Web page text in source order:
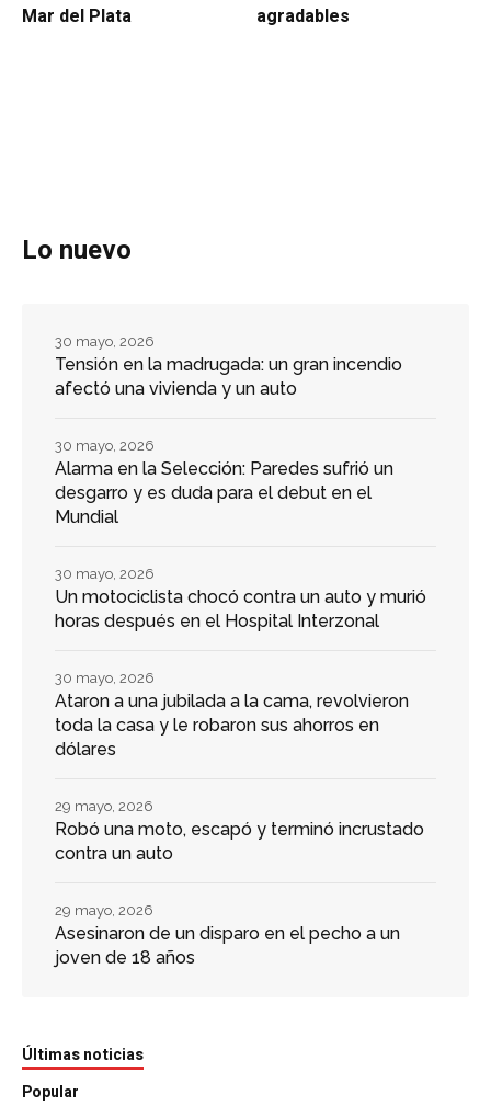
Mar del Plata
agradables
Lo nuevo
Tensión en la madrugada: un gran incendio
afectó una vivienda y un auto
30 mayo, 2026
Alarma en la Selección: Paredes sufrió un
desgarro y es duda para el debut en el
Mundial
30 mayo, 2026
Un motociclista chocó contra un auto y murió
horas después en el Hospital Interzonal
30 mayo, 2026
Ataron a una jubilada a la cama, revolvieron
toda la casa y le robaron sus ahorros en
dólares
30 mayo, 2026
Robó una moto, escapó y terminó incrustado
contra un auto
29 mayo, 2026
Asesinaron de un disparo en el pecho a un
joven de 18 años
29 mayo, 2026
Últimas noticias
Popular